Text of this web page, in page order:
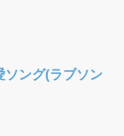
ソング(ラブソン